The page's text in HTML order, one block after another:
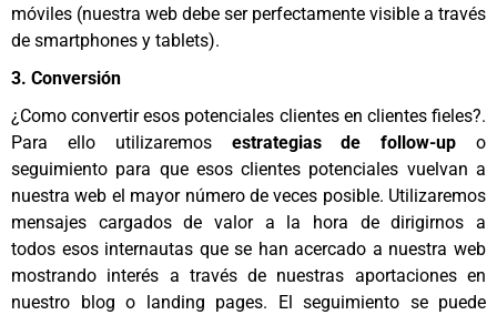
móviles (nuestra web debe ser perfectamente visible a través
de smartphones y tablets).
3. Conversión
¿Como convertir esos potenciales clientes en clientes fieles?.
Para ello utilizaremos estrategias de follow-up o
seguimiento para que esos clientes potenciales vuelvan a
nuestra web el mayor número de veces posible. Utilizaremos
mensajes cargados de valor a la hora de dirigirnos a
todos esos internautas que se han acercado a nuestra web
mostrando interés a través de nuestras aportaciones en
nuestro blog o landing pages. El seguimiento se puede